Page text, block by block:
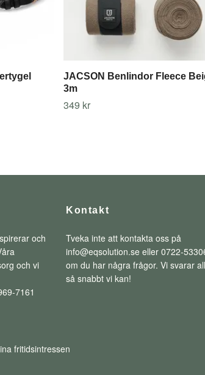
JACSON Benlindor Fleece
3m
349 kr
och
och vi
7161
Kontakt
Tveka inte att kontakta oss på
info@eqsolution.se eller 0722-
om du har några frågor. Vi svarar
så snabbt vi kan!
fritidsintressen